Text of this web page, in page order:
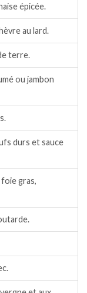
épicée.
au lard.
terre.
ou jambon
durs et sauce
gras,